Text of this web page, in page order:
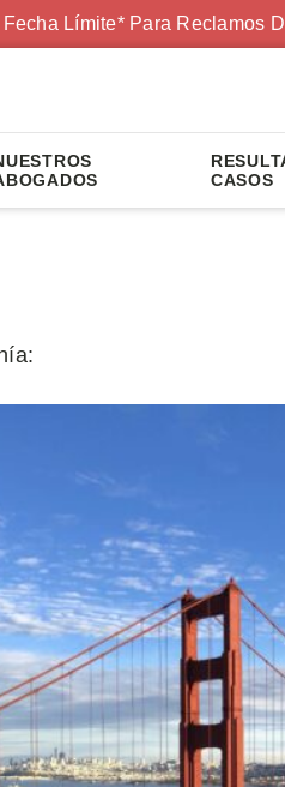
Fecha Límite* Para Reclamos
CASOS